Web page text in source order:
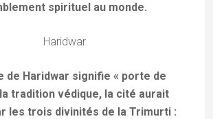
spirituel au monde.
de Haridwar signifie « porte de
tradition védique, la cité aurait
les trois divinités de la Trimurti :